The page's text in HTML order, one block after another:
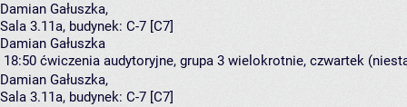
Damian Gałuszka,
Sala 3.11a, budynek: C-7 [C7]
Damian Gałuszka
18:50 ćwiczenia audytoryjne, grupa 3 wielokrotnie, czwartek
Damian Gałuszka,
Sala 3.11a, budynek: C-7 [C7]